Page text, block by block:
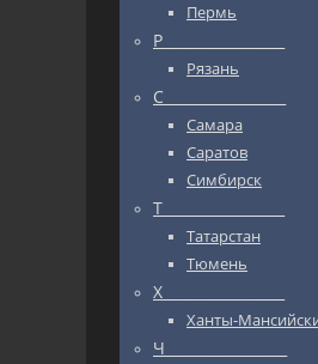
Пермь
Р_________________
Рязань
С_________________
Самара
Саратов
Симбирск
Т_________________
Татарстан
Тюмень
Х_________________
Ханты-
Ч_________________